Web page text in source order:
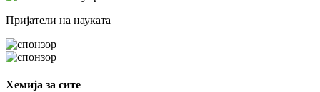
Пријатели на науката
Хемија за сите